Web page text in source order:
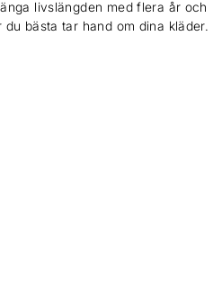
livslängden med flera år och
bästa tar hand om dina kläder.